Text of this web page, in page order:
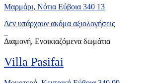
Μαρμάρι, Νότια Εύβοια 340 13
Δεν υπάρχουν ακόμα αξιολογήσεις
Διαμονή, Ενοικιαζόμενα δωμάτια
Villa Pasifai